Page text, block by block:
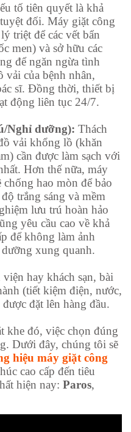
tố tiên quyết là khả
đối. Máy giặt công
triệt để các vết bẩn
men) và sở hữu các
để ngăn ngừa tình
vải của bệnh nhân,
sĩ. Đồng thời, thiết bị
động liên tục 24/7.
Nghỉ dưỡng): Thách
vải khổng lồ (khăn
cần được làm sạch với
Hơn thế nữa, máy
hao mòn để bảo
trắng sáng và mềm
lưu trú hoàn hảo
yêu cầu cao về khả
để không làm ảnh
xung quanh.
hay khách sạn, bài
(tiết kiệm điện, nước,
đặt lên hàng đầu.
khe đó, việc chọn đúng
Dưới đây, chúng tôi sẽ
hiệu máy giặt công
cao cấp đến tiêu
hiện nay: Paros,